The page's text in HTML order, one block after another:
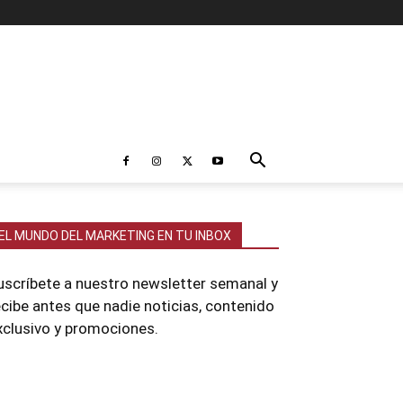
MUNDO DEL MARKETING EN TU INBOX
a nuestro newsletter semanal y
antes que nadie noticias, contenido
y promociones.